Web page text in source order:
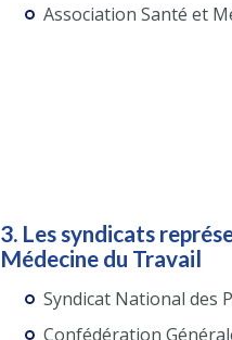
Association Santé et
3. Les syndicats
Médecine du Travail
Syndicat National des
Confédération